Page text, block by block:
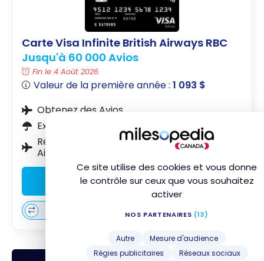
Ce site utilise des cookies et vous donne
le contrôle sur ceux que vous souhaitez
activer
NOS PARTENAIRES (13)
Autre
Mesure d'audience
Régies publicitaires
Réseaux sociaux
Carte Visa Infinite British Airways RBC
Jusqu'à 60 000 Avios
Fin le 4 Août 2026
Valeur de la première année :1 093 $
Obtenez des Avios
Excellentes assurances
Réduction de 10 % sur les vols de British
Airways
Souscrire
En savoir plus